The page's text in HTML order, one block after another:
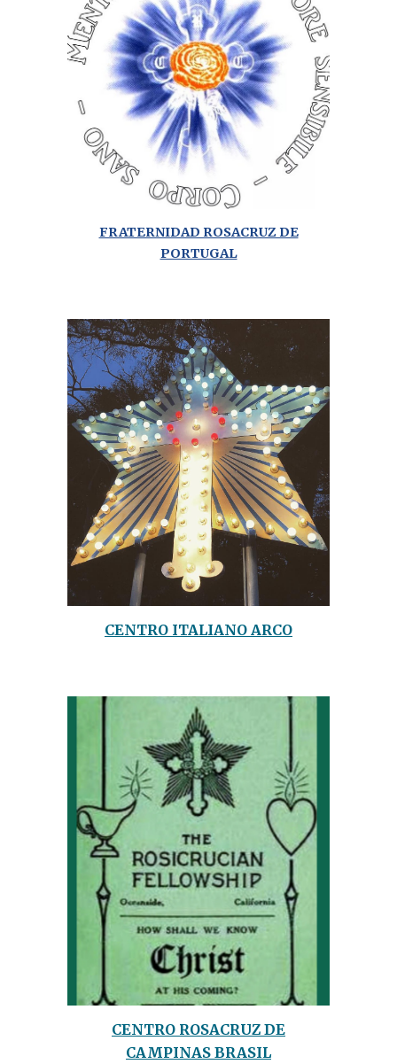
FRATERNIDAD ROSACRUZ DE
PORTUGAL
CENTRO ITALIANO ARCO
CENTRO ROSACRUZ DE
CAMPINAS BRASIL